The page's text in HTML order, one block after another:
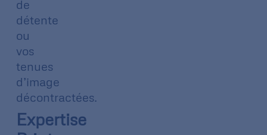
de
détente
ou
vos
tenues
d’image
décontractées.
Expertise